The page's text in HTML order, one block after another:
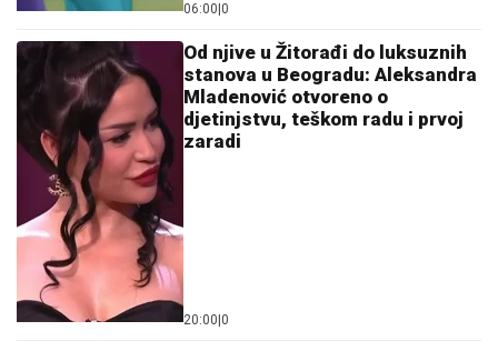
06:00 0
Od njive u Žitorađi do luksuznih
stanova u Beogradu: Aleksandra
Mladenović otvoreno o
djetinjstvu, teškom radu i prvoj
zaradi
20:00 0